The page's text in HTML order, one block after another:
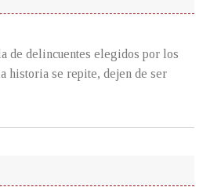
de delincuentes elegidos por los
historia se repite, dejen de ser